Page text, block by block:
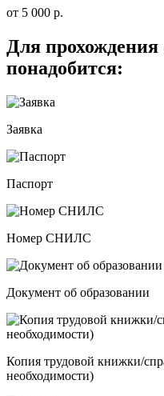
от 5 000 р.
Для
понадобится:
Заявка
Паспорт
Номер СНИЛС
Документ об образовании
Копия трудовой книжки/
необходимости)